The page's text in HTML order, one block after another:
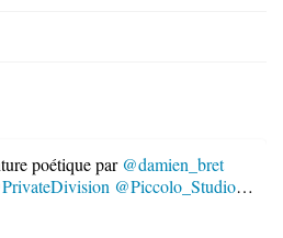
poétique par @damien_bret
@Piccolo_Studio…